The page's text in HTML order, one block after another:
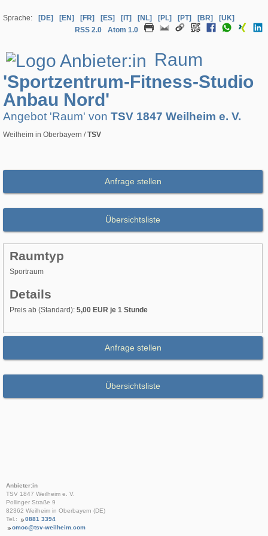
Sprache: [DE] [EN] [FR] [ES] [IT] [NL] [PL] [PT] [BR]
[UK]
RSS 2.0
Atom 1.0
Raum
'Sportzentrum-Fitness-Studio
Anbau Nord'
Angebot 'Raum' von TSV 1847 Weilheim e. V.
Weilheim in Oberbayern /TSV
Anfrage stellen
Übersichtsliste
Raumtyp
Sportraum
Details
Preis ab (Standard): 5,00 EUR je 1 Stunde
Anfrage stellen
Übersichtsliste
Anbieter:in
TSV 1847 Weilheim e. V.
Pollinger Straße 9
82362 Weilheim in Oberbayern (DE)
Tel.:
0881 3394
omoc@tsv-weilheim.com